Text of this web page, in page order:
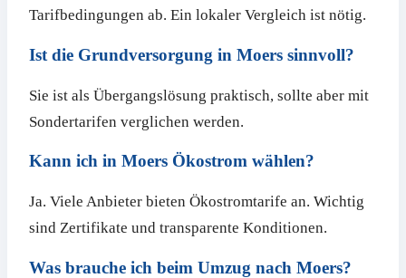
Tarifbedingungen ab. Ein lokaler Vergleich ist nötig.
Ist die Grundversorgung in Moers sinnvoll?
Sie ist als Übergangslösung praktisch, sollte aber mit
Sondertarifen verglichen werden.
Kann ich in Moers Ökostrom wählen?
Ja. Viele Anbieter bieten Ökostromtarife an. Wichtig
sind Zertifikate und transparente Konditionen.
Was brauche ich beim Umzug nach Moers?